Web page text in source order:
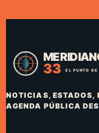
NOTICIAS, ESTADOS,
AGENDA PÚBLICA